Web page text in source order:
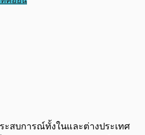
ะสบการณ์ทั้งในและต่างประเทศ